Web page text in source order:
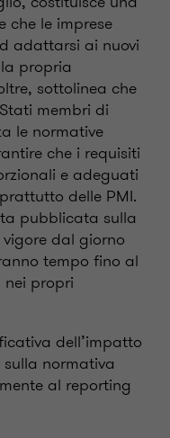
che le imprese
adattarsi ai nuovi
propria
sottolinea che
membri di
le normative
che i requisiti
e adeguati
delle PMI.
pubblicata sulla
vigore dal giorno
tempo fino al
nei propri
dell’impatto
normativa
al reporting